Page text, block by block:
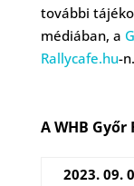
további
médiában, a
Rallycafe.hu-n.
A WHB
2023. 09.